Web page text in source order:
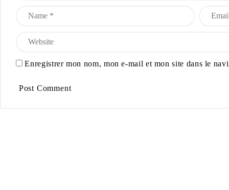
Enregistrer mon nom, mon e-mail et mon site dans le